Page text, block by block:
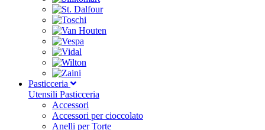
Pasticceria
Utensili Pasticceria
Accessori
Accessori per cioccolato
Anelli per Torte